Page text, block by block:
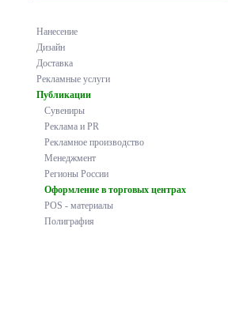
Нанесение
Дизайн
Доставка
Рекламные услуги
Публикации
Сувениры
Реклама и PR
Рекламное производство
Менеджмент
Регионы России
Оформление в торговых центрах
POS - материалы
Полиграфия